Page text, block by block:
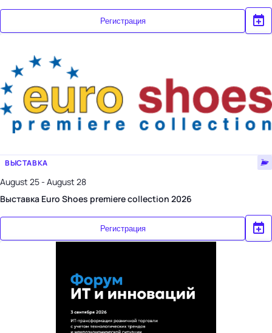
Регистрация
ВЫСТАВКА
August 25 - August 28
Выставка Euro Shoes premiere collection 2026
Регистрация